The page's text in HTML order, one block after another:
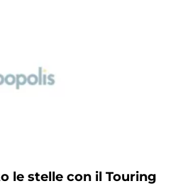
le stelle con il Touring